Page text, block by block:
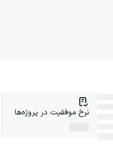
نرخ موفقیت در پروژه‌ها